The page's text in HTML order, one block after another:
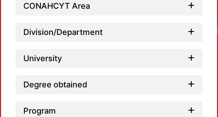
CONAHCYT Area
Division/Department
University
Degree obtained
Program